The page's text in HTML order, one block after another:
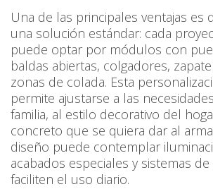
Una de las principales ventajas es
una solución estándar: cada
puede optar por módulos con
baldas abiertas, colgadores,
zonas de colada. Esta
permite ajustarse a las
familia, al estilo decorativo del
concreto que se quiera dar al
diseño puede contemplar
acabados especiales y sistemas
faciliten el uso diario.